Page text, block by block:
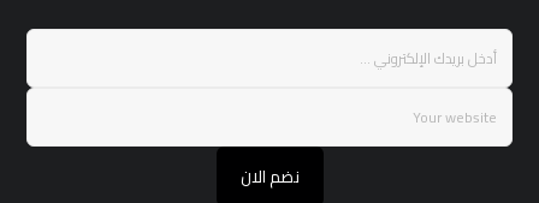
نضم الان